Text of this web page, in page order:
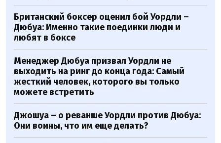
Британский боксер оценил бой Уордли –
Дюбуа: Именно такие поединки люди и
любят в боксе
Менеджер Дюбуа призвал Уордли не
выходить на ринг до конца года: Самый
жесткий человек, которого вы только
можете встретить
Джошуа – о реванше Уордли против Дюбуа:
Они воины, что им еще делать?